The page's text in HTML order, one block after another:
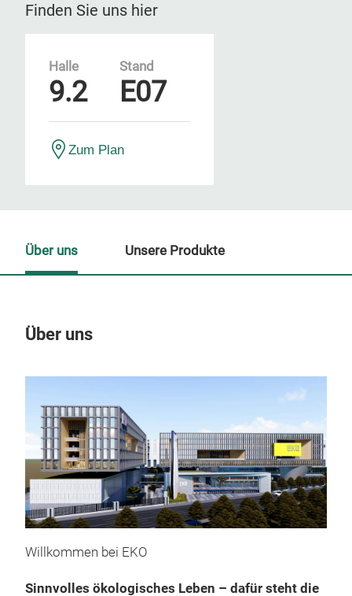
Finden Sie uns hier
Halle
9.2
Stand
E07
Zum Plan
Über uns
Willkommen bei EKO
Sinnvolles ökologisches Leben – dafür steht die
Über uns Unsere Produkte